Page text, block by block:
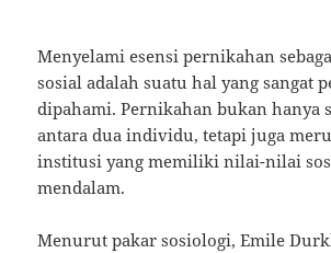
Menyelami esensi pernikahan
sosial adalah suatu hal yang sangat
dipahami. Pernikahan bukan hanya
antara dua individu, tetapi juga
institusi yang memiliki nilai-nilai
mendalam.
Menurut pakar sosiologi, Emile